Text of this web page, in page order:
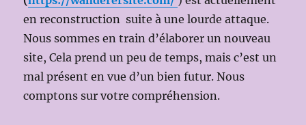
3
MAI
2017
en reconstruction suite à une lourde attaque.
Nous sommes en train d’élaborer un nouveau
site, Cela prend un peu de temps, mais c’est un
mal présent en vue d’un bien futur. Nous
comptons sur votre compréhension.